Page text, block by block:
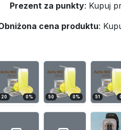
Prezent za punkty: Kupuj
cena produktu:
20 0% 50 0% 51